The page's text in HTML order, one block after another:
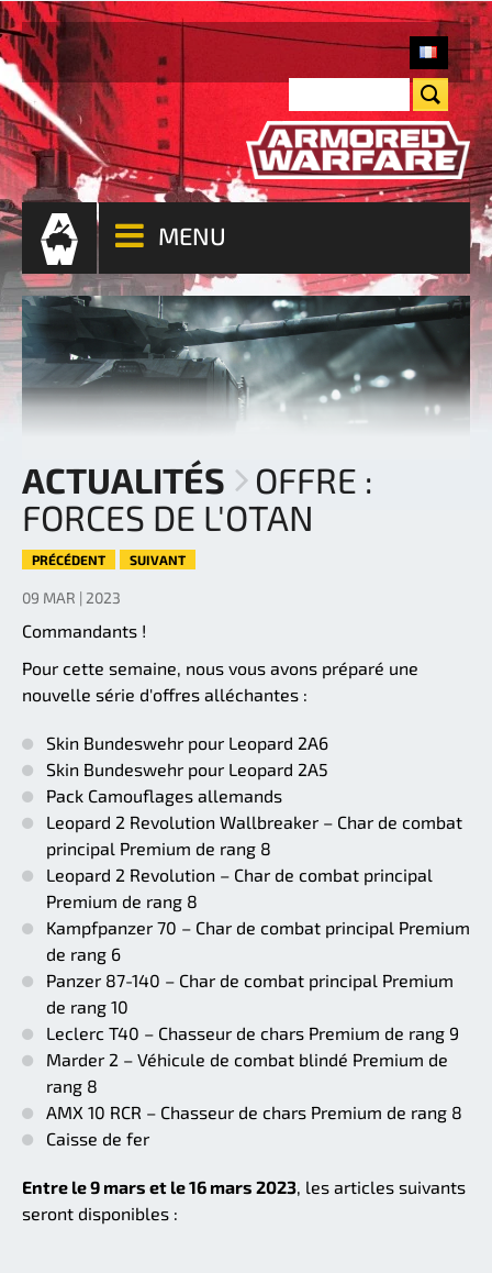
MENU
ACTUALITÉS
OFFRE :
FORCES DE L'OTAN
PRÉCÉDENT SUIVANT
09 MAR | 2023
Commandants !
Pour cette semaine, nous vous avons préparé une
nouvelle série d'offres alléchantes :
Skin Bundeswehr pour Leopard 2A6
Skin Bundeswehr pour Leopard 2A5
Pack Camouflages allemands
Leopard 2 Revolution Wallbreaker – Char de combat
principal Premium de rang 8
Leopard 2 Revolution – Char de combat principal
Premium de rang 8
Kampfpanzer 70 – Char de combat principal Premium
de rang 6
Panzer 87-140 – Char de combat principal Premium
de rang 10
Leclerc T40 – Chasseur de chars Premium de rang 9
Marder 2 – Véhicule de combat blindé Premium de
rang 8
AMX 10 RCR – Chasseur de chars Premium de rang 8
Caisse de fer
Entre le 9 mars et le 16 mars 2023, les articles suivants
seront disponibles :